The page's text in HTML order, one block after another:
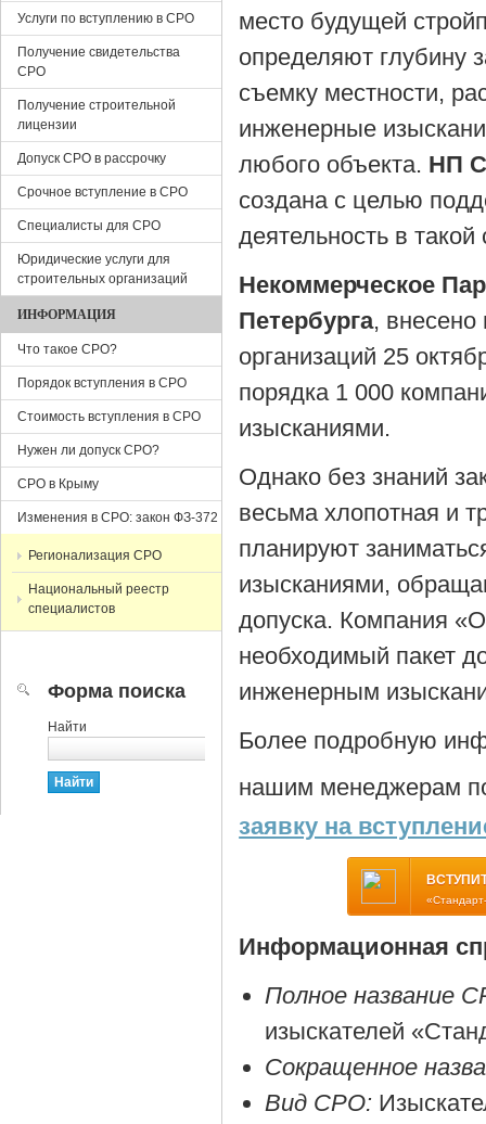
место будущей
определяют глубину
съемку местности,
инженерные
любого объекта. НП
создана с целью
деятельность в
Некоммерческое
Петербурга, внесено
организаций 25
порядка 1 000
изысканиями.
Однако без знаний
весьма хлопотная и
планируют
изысканиями,
допуска. Компания
необходимый пакет
инженерным
Более подробную
нашим менеджерам
заявку на
Информационная
Полное название
изыскателей
Сокращенное
Вид СРО:
Услуги по вступлению в СРО
Получение свидетельства
СРО
Получение строительной
лицензии
Допуск СРО в рассрочку
Срочное вступление в СРО
Специалисты для СРО
Юридические услуги для
строительных организаций
ИНФОРМАЦИЯ
Что такое СРО?
Порядок вступления в СРО
Стоимость вступления в СРО
Нужен ли допуск СРО?
СРО в Крыму
Изменения в СРО: закон ФЗ-372
Регионализация СРО
Национальный реестр
специалистов
Форма поиска
Найти